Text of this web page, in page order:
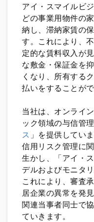
アイ・スマイルビ
どの事業用物件の
納し、滞納家賃の
す。これにより、
定的な賃料収入が
な敷金・保証金を
くなり、所有する
払いをすることがで
当社は、オンライ
ック領域の与信管
ス 」を提供してい
信用リスク管理に
生かし、「アイ・
デルおよびモニタ
これにより、審査
居企業の異常を発
関連当事者同士で
ていきます。